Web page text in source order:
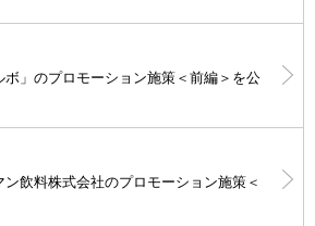
ボ」のプロモーション施策＜前編＞を公
ン飲料株式会社のプロモーション施策＜